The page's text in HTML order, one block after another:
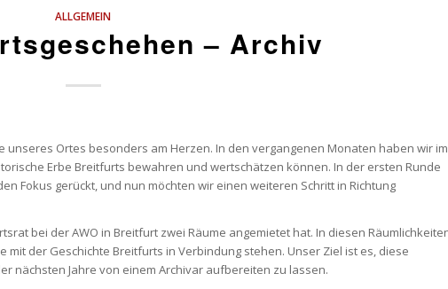
ALLGEMEIN
– Archiv
Ortes besonders am Herzen. In den vergangenen Monaten haben wir im
Erbe Breitfurts bewahren und wertschätzen können. In der ersten Runde
Fokus gerückt, und nun möchten wir einen weiteren Schritt in Richtung
bei der AWO in Breitfurt zwei Räume angemietet hat. In diesen
der Geschichte Breitfurts in Verbindung stehen. Unser Ziel ist es, diese
nächsten Jahre von einem Archivar aufbereiten zu lassen.